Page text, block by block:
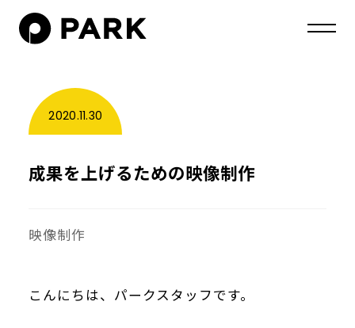
2020.11.30
成果を上げるための映像制作
映像制作
こんにちは、パークスタッフです。